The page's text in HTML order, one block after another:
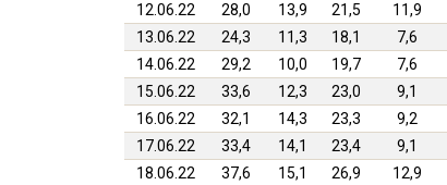
12.06.22
28,0 13,9 21,5 11,9
13.06.22
24,3 11,3 18,1 7,6
14.06.22
29,2 10,0 19,7 7,6
15.06.22
33,6 12,3 23,0 9,1
16.06.22
32,1 14,3 23,3 9,2
17.06.22
33,4 14,1 23,4 9,1
18.06.22
37,6 15,1 26,9 12,9